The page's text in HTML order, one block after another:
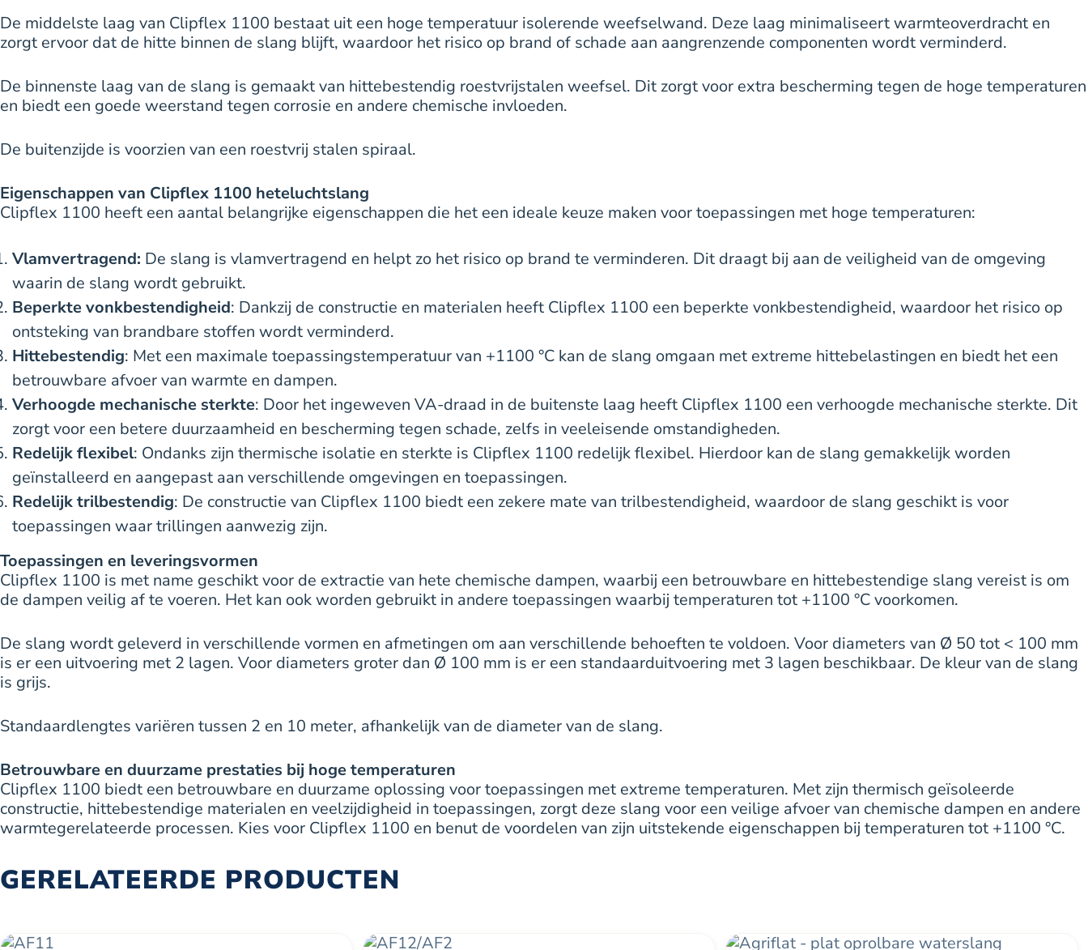
De middelste laag van Clipflex 1100 bestaat uit een hoge temperatuur isolerende weefselwand. Deze laag minimaliseert warmteoverdracht en
zorgt ervoor dat de hitte binnen de slang blijft, waardoor het risico op brand of schade aan aangrenzende componenten wordt verminderd.
De binnenste laag van de slang is gemaakt van hittebestendig roestvrijstalen weefsel. Dit zorgt voor extra bescherming tegen de hoge temperaturen
en biedt een goede weerstand tegen corrosie en andere chemische invloeden.
De buitenzijde is voorzien van een roestvrij stalen spiraal.
Eigenschappen van Clipflex 1100 heteluchtslang
Clipflex 1100 heeft een aantal belangrijke eigenschappen die het een ideale keuze maken voor toepassingen met hoge temperaturen:
Vlamvertragend: De slang is vlamvertragend en helpt zo het risico op brand te verminderen. Dit draagt bij aan de veiligheid van de omgeving
waarin de slang wordt gebruikt.
Beperkte vonkbestendigheid: Dankzij de constructie en materialen heeft Clipflex 1100 een beperkte vonkbestendigheid, waardoor het risico op
ontsteking van brandbare stoffen wordt verminderd.
Hittebestendig: Met een maximale toepassingstemperatuur van +1100 °C kan de slang omgaan met extreme hittebelastingen en biedt het een
betrouwbare afvoer van warmte en dampen.
Verhoogde mechanische sterkte: Door het ingeweven VA-draad in de buitenste laag heeft Clipflex 1100 een verhoogde mechanische sterkte. Dit
zorgt voor een betere duurzaamheid en bescherming tegen schade, zelfs in veeleisende omstandigheden.
Redelijk flexibel: Ondanks zijn thermische isolatie en sterkte is Clipflex 1100 redelijk flexibel. Hierdoor kan de slang gemakkelijk worden
geïnstalleerd en aangepast aan verschillende omgevingen en toepassingen.
Redelijk trilbestendig: De constructie van Clipflex 1100 biedt een zekere mate van trilbestendigheid, waardoor de slang geschikt is voor
toepassingen waar trillingen aanwezig zijn.
Toepassingen en leveringsvormen
Clipflex 1100 is met name geschikt voor de extractie van hete chemische dampen, waarbij een betrouwbare en hittebestendige slang vereist is om
de dampen veilig af te voeren. Het kan ook worden gebruikt in andere toepassingen waarbij temperaturen tot +1100 °C voorkomen.
De slang wordt geleverd in verschillende vormen en afmetingen om aan verschillende behoeften te voldoen. Voor diameters van Ø 50 tot < 100 mm
is er een uitvoering met 2 lagen. Voor diameters groter dan Ø 100 mm is er een standaarduitvoering met 3 lagen beschikbaar. De kleur van de slang
is grijs.
Standaardlengtes variëren tussen 2 en 10 meter, afhankelijk van de diameter van de slang.
Betrouwbare en duurzame prestaties bij hoge temperaturen
Clipflex 1100 biedt een betrouwbare en duurzame oplossing voor toepassingen met extreme temperaturen. Met zijn thermisch geïsoleerde
constructie, hittebestendige materialen en veelzijdigheid in toepassingen, zorgt deze slang voor een veilige afvoer van chemische dampen en andere
warmtegerelateerde processen. Kies voor Clipflex 1100 en benut de voordelen van zijn uitstekende eigenschappen bij temperaturen tot +1100 °C.
GERELATEERDE PRODUCTEN
Dit
Dit